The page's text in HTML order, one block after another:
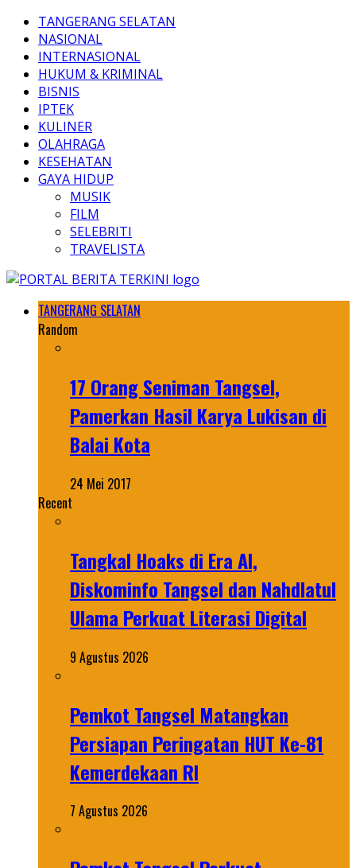
TANGERANG SELATAN
NASIONAL
INTERNASIONAL
HUKUM & KRIMINAL
BISNIS
IPTEK
KULINER
OLAHRAGA
KESEHATAN
GAYA HIDUP
MUSIK
FILM
SELEBRITI
TRAVELISTA
TANGERANG SELATAN
Random
17 Orang Seniman Tangsel,
Pamerkan Hasil Karya Lukisan di
Balai Kota
24 Mei 2017
Recent
Tangkal Hoaks di Era AI,
Diskominfo Tangsel dan Nahdlatul
Ulama Perkuat Literasi Digital
9 Agustus 2026
Pemkot Tangsel Matangkan
Persiapan Peringatan HUT Ke-81
Kemerdekaan RI
7 Agustus 2026